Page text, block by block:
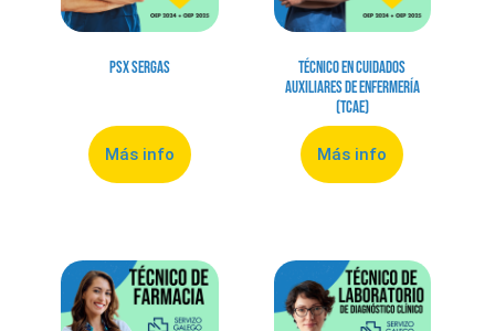
PSX Sergas
Más info
Técnico en Cuidados
Auxiliares de Enfermería
(TCAE)
Más info